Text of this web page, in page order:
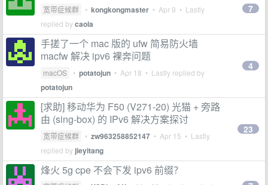
宽带症候群 • kongkongmaster • Apr 9 • Lastly
replied bycaola
7
手搓了一个 mac 版的 ufw 简易防火墙
macfw 解决 ipv6 裸奔问题
macOS • potatojun • Apr 18 • Lastly replied by
potatojun
4
[求助] 移动华为 F50 (V271-20) 光猫 + 旁路
由 (sing-box) 的 IPv6 解决方案探讨
宽带症候群 • zw963258852147 • Apr 15 • Lastly
replied by jieyitang
23
烽火 5g cpe 不会下发 ipv6 前缀？